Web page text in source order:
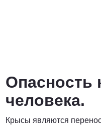
Опасность
человека.
Крысы являются